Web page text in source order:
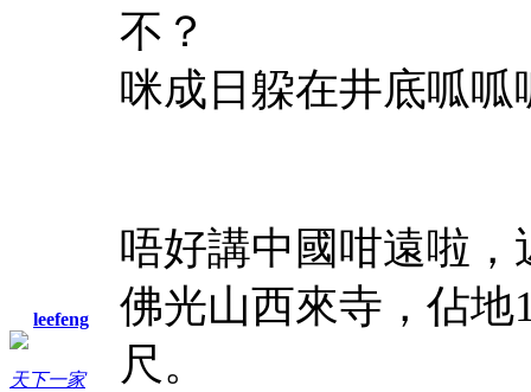
leefeng
天下一家
不？
咪成日躱在井底呱呱
唔好講中國咁遠啦
佛光山西來寺，佔地
尺。